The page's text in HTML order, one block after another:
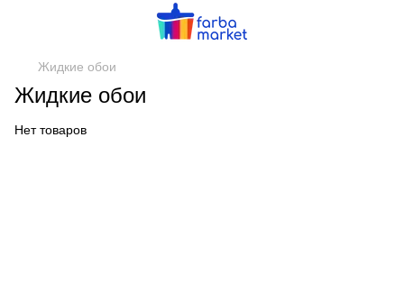
Жидкие обои
Жидкие обои
Нет товаров